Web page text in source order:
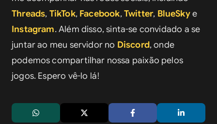
Threads, TikTok, Facebook, Twitter, BlueSky
Instagram. Além disso, sinta-se convidado a se
juntar ao meu servidor no Discord, onde
podemos compartilhar nossa paixão pelos
jogos. Espero vê-lo lá!